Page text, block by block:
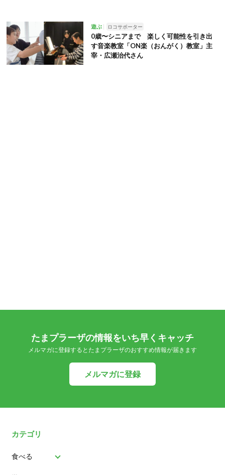
遊ぶ ロコサポーター
0歳〜シニアまで 楽しく可能性を引き出
す音楽教室「ON楽（おんがく）教室」主
宰・広瀬治代さん
たまプラーザの情報をいち早くキャッチ
メルマガに登録するとたまプラーザのおすすめ情報が届きます
メルマガに登録
カテゴリ
食べる